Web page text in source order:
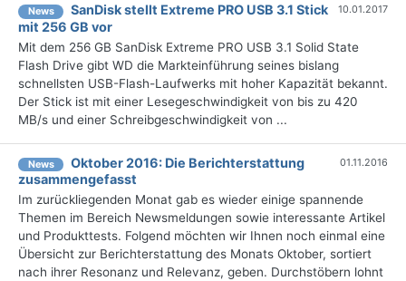
News
SanDisk stellt Extreme PRO USB 3.1 Stick
mit 256 GB vor
10.01.2017
Mit dem 256 GB SanDisk Extreme PRO USB 3.1 Solid State
Flash Drive gibt WD die Markteinführung seines bislang
schnellsten USB-Flash-Laufwerks mit hoher Kapazität bekannt.
Der Stick ist mit einer Lesegeschwindigkeit von bis zu 420
MB/s und einer Schreibgeschwindigkeit von ...
News
Oktober 2016: Die Berichterstattung
zusammengefasst
01.11.2016
Im zurückliegenden Monat gab es wieder einige spannende
Themen im Bereich Newsmeldungen sowie interessante Artikel
und Produkttests. Folgend möchten wir Ihnen noch einmal eine
Übersicht zur Berichterstattung des Monats Oktober, sortiert
nach ihrer Resonanz und Relevanz, geben. Durchstöbern lohnt